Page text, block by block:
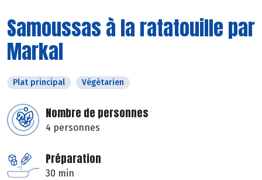
Samoussas à la ratatouille par
Markal
Plat principal Végétarien
Nombre de personnes
4 personnes
Préparation
30 min